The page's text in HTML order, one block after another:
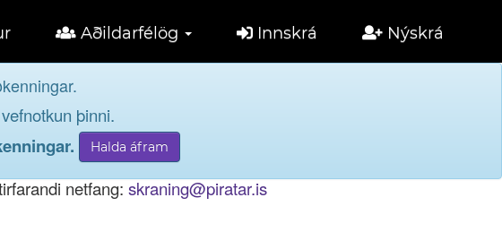
Aðildarfélög Innskrá Nýskrá
þinni.
eða kennitölu til innskráningar.
netfang: skraning@piratar.is